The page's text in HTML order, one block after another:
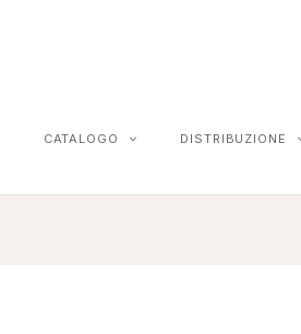
CATALOGO DISTRIBUZIONE